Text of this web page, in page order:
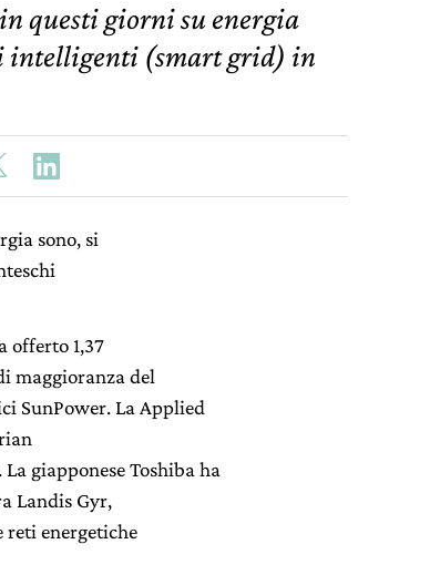
questi giorni su energia
intelligenti (smart grid) in
sono, si
offerto 1,37
maggioranza del
SunPower. La Applied
giapponese Toshiba ha
Landis Gyr,
reti energetiche